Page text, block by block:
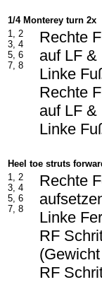
1/4 Monterey turn 2x
1, 2
3, 4
5, 6
7, 8
Rechte
auf LF &
Linke
Rechte
auf LF &
Linke
Heel toe struts
1, 2
3, 4
5, 6
7, 8
Rechte
Linke
RF
RF